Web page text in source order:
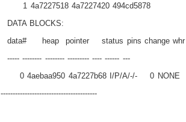
1 4a7227518 4a7227420 494cd5878
DATA BLOCKS:
data#
heap pointer
status pins change whr
----- -------- -------- --------- ---- ------ ---
0 4aebaa950 4a7227b68 I/P/A/-/-
0 NONE
----------------------------------------